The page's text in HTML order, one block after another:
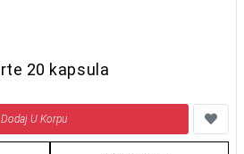
ARTEROprotect Forte 20 kapsula
Dodaj U Korpu